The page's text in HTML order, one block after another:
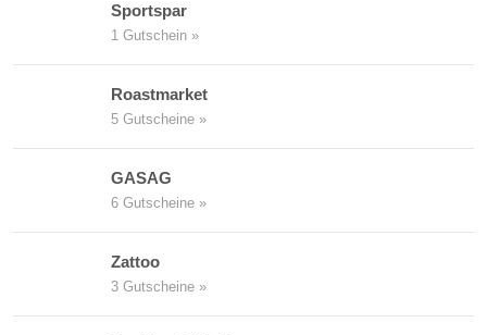
Sportspar
1 Gutschein »
Roastmarket
5 Gutscheine »
GASAG
6 Gutscheine »
Zattoo
3 Gutscheine »